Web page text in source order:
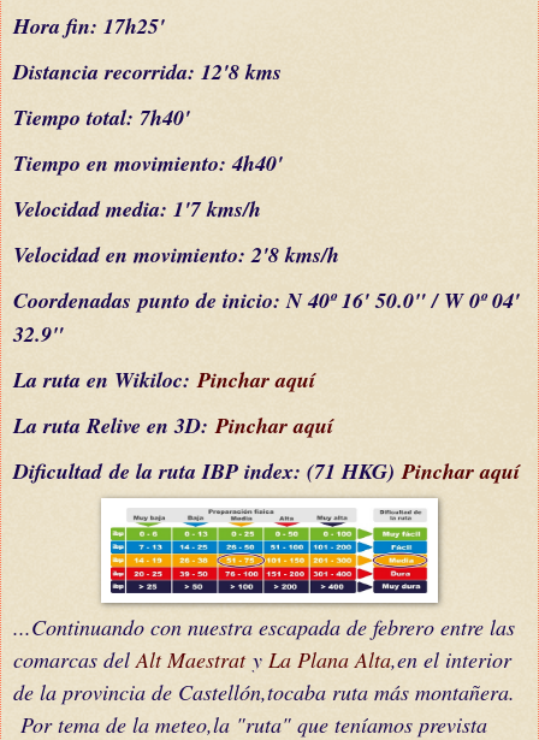
Hora fin: 17h25'
Distancia recorrida: 12'8 kms
Tiempo total: 7h40'
Tiempo en movimiento: 4h40'
Velocidad media: 1'7 kms/h
Velocidad en movimiento: 2'8 kms/h
Coordenadas punto de inicio: N 40º 16' 50.0" / W 0º 04'
32.9"
La ruta en Wikiloc:Pinchar aquí
La ruta Relive en 3D:Pinchar aquí
Dificultadde la ruta IBP index: (71 HKG)Pinchar aquí
...Continuando con nuestra escapada de febrero entre las
comarcas del Alt Maestraty La Plana Alta,en el interior
de la provincia de Castellón,tocaba ruta más montañera.
Por tema de la meteo,la "ruta" que teníamos prevista